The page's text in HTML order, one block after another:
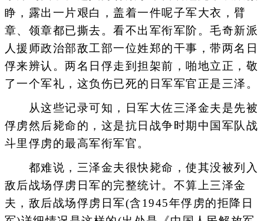
睁，露出一片艰白，盖着一件呢子军大衣，臂
章、领章都已撕去。看不出军衔军阶。毛奇新派
人援师政治部敌工部一位姓郑的干事，带两名日
俘来辨认。两名日俘走到担架前，啪地立正，敬
了一个军礼，这负伤已死的日军军官正是三泽。
从这些记录可知，日军大佐三泽金夫是先被
俘虏然后毙命的，这是抗日战争时期中国军队战
斗里俘虏的最高军衔军官。
都难说，三泽金夫很快毙命，使其没被列入
敌后战场俘虏日军的完整统计。不算上三泽金
夫，敌后战场俘虏日军(含1945年俘虏的拒降日